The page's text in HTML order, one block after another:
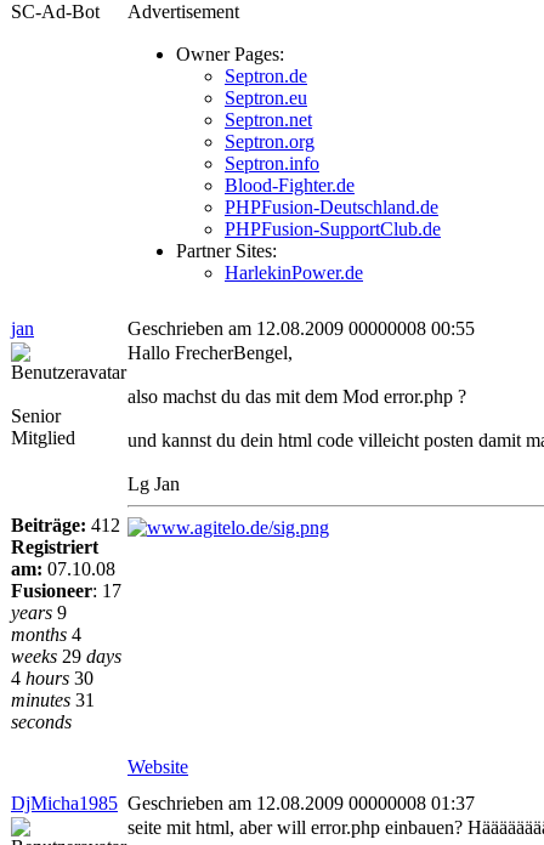
SC-Ad-Bot Advertisement
Owner Pages:
Septron.de
Septron.eu
Septron.net
Septron.org
Septron.info
Blood-Fighter.de
PHPFusion-Deutschland.de
PHPFusion-SupportClub.de
Partner Sites:
HarlekinPower.de
jan Geschrieben am 12.08.2009 00000008 00:55
Senior
Mitglied
Beiträge: 412
Registriert
am: 07.10.08
Fusioneer: 17
years 9
months 4
weeks 29 days
4 hours 30
minutes 31
seconds
Hallo FrecherBengel,
also machst du das mit dem Mod error.php ?
und kannst du dein html code villeicht posten damit
Lg Jan
Website
DjMicha1985 Geschrieben am 12.08.2009 00000008 01:37
seite mit html, aber will error.php einbauen?